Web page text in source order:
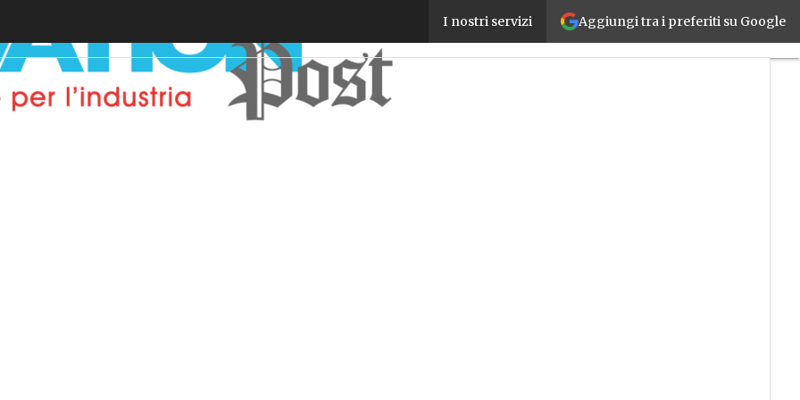
Aggiungi tra i preferiti su Google
I nostri servizi
Transizione 4.0 2020-2022, tutti i codici tributo